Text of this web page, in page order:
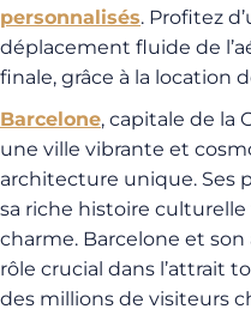
personnalisés. Profitez
déplacement fluide de
finale, grâce à la location
Barcelone, capitale de la
une ville vibrante et
architecture unique. Ses
sa riche histoire
charme. Barcelone et
rôle crucial dans l’attrait
des millions de visiteurs